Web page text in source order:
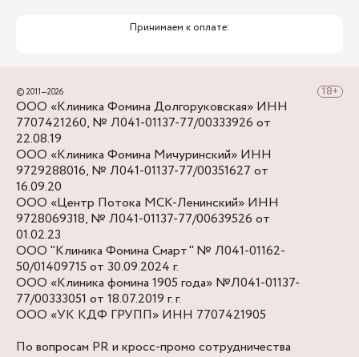
Принимаем к оплате:
© 2011—2026
ООО «Клиника Фомина Долгоруковская» ИНН
7707421260, № Л041-01137-77/00333926 от
22.08.19
ООО «Клиника Фомина Мичуринский» ИНН
9729288016, № Л041-01137-77/00351627 от
16.09.20
ООО «Центр Потока МСК-Ленинский» ИНН
9728069318, № Л041-01137-77/00639526 от
01.02.23
ООО "Клиника Фомина Смарт" № Л041-01162-
50/01409715 от 30.09.2024 г.
ООО «Клиника фомина 1905 года» №Л041-01137-
77/00333051 от 18.07.2019 г. г.
ООО «УК КДФ ГРУПП» ИНН 7707421905
По вопросам PR и кросс-промо сотрудничества